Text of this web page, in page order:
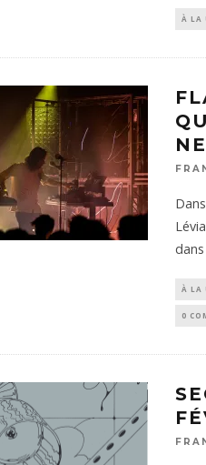
À LA
À LA
0